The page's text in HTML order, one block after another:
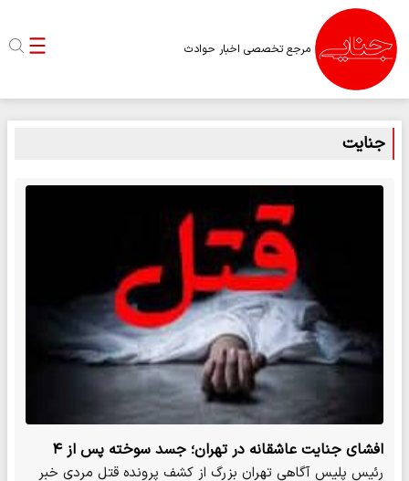
مرجع تخصصی اخبار حوادث
جنایت
افشای جنایت عاشقانه در تهران؛ جسد سوخته پس از ۴
سال کشف شد/ تصاویر
رئیس پلیس آگاهی تهران بزرگ از کشف پرونده قتل مردی خبر